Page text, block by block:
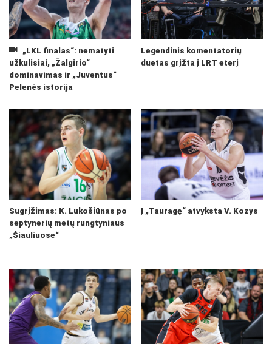
„LKL finalas“: nematyti
užkulisiai, „Žalgirio“
dominavimas ir „Juventus“
Pelenės istorija
Legendinis komentatorių
duetas grįžta į LRT eterį
Sugrįžimas: K. Lukošiūnas po
septynerių metų rungtyniaus
„Šiauliuose“
Į „Tauragę“ atvyksta V. Kozys